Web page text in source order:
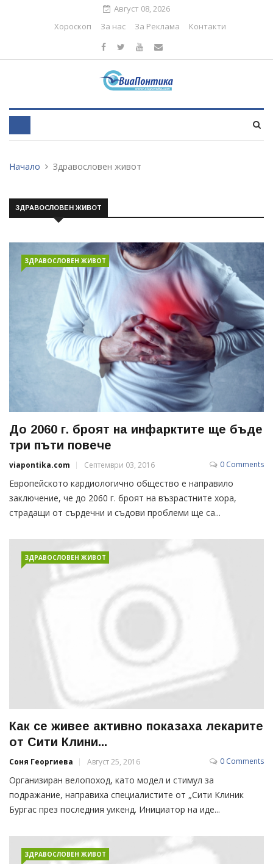
Август 08, 2026
Хороскоп
За нас За Реклама Контакти
Начало Здравословен живот
ЗДРАВОСЛОВЕН ЖИВОТ
ЗДРАВОСЛОВЕН ЖИВОТ
До 2060 г. броят на инфарктите ще бъде
три пъти повече
viapontika.com Септември 03, 2016 0 Comments
Европейското кардиологично общество е направило
заключение, че до 2060 г. броят на възрастните хора,
страдащи от сърдечни и съдови проблеми ще са...
ЗДРАВОСЛОВЕН ЖИВОТ
Как се живее активно показаха лекарите
от Сити Клини...
Соня Георгиева Август 25, 2016 0 Comments
Организиран велопоход, като модел и стимул за
подражание, направиха специалистите от „Сити Клиник
Бургас през последния уикенд. Инициатор на иде...
ЗДРАВОСЛОВЕН ЖИВОТ